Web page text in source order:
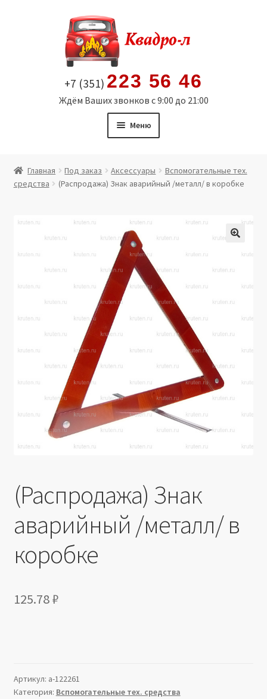
содержимому
+7 (351) 223 56 46
Ждём Ваших звонков с 9:00 до 21:00
Меню
Витрина
Политика в отношении обработки персональных
Юридические данные
Главная Под заказ Аксессуары
Вспомогательные тех.
средства
(Распродажа) Знак аварийный /металл/ в коробке
(Распродажа) Знак
аварийный /металл/ в
коробке
125.78₽
Артикул: a-122261
Категория: Вспомогательные тех. средства